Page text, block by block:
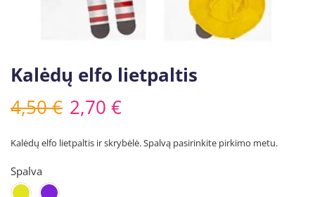
Kalėdų elfo lietpaltis
4,50€ 2,70 €
Kalėdų elfo lietpaltis ir skrybėlė. Spalvą pasirinkite pirkimo metu.
Spalva